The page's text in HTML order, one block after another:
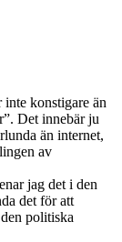
inte konstigare än
Det innebär ju
än internet,
av
jag det i den
det för att
politiska